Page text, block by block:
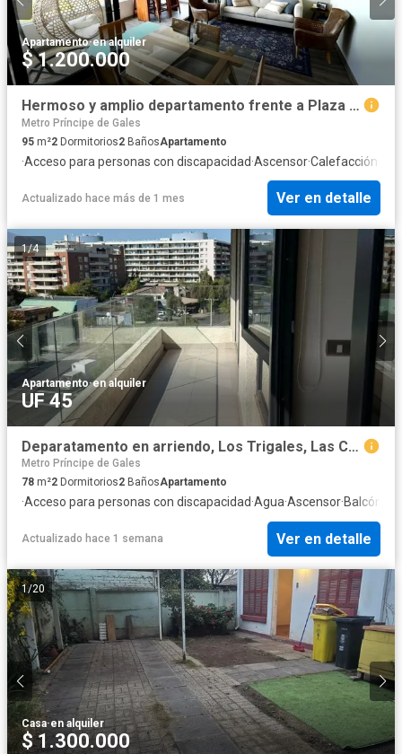
Apartamento·en alquiler
$ 1.200.000
Hermoso y amplio departamento frente a Plaza Las Lilas
Metro Príncipe de Gales
95 m²2 Dormitorios2 BañosApartamento
·Acceso para personas con discapacidad·Ascensor·Calefacción
Actualizado hace más de 1 mes Ver en detalle
1/4
Apartamento·en alquiler
UF 45
Deparatamento en arriendo, Los Trigales, Las Condes
Metro Príncipe de Gales
78 m²2 Dormitorios2 BañosApartamento
·Acceso para personas con discapacidad·Agua·Ascensor·Balcón
Actualizado hace 1 semana Ver en detalle
1/20
Casa·en alquiler
$ 1.300.000